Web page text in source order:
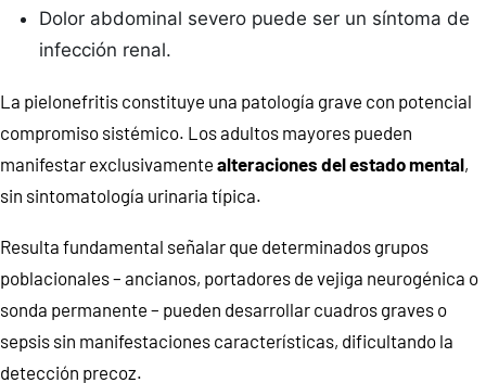
Dolor abdominal severo puede ser un síntoma de
infección renal.
La pielonefritis constituye una patología grave con potencial
compromiso sistémico. Los adultos mayores pueden
manifestar exclusivamente alteraciones del estado mental,
sin sintomatología urinaria típica.
Resulta fundamental señalar que determinados grupos
poblacionales – ancianos, portadores de vejiga neurogénica o
sonda permanente – pueden desarrollar cuadros graves o
sepsis sin manifestaciones características, dificultando la
detección precoz.